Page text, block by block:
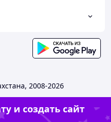
2008-2026
и создать сайт